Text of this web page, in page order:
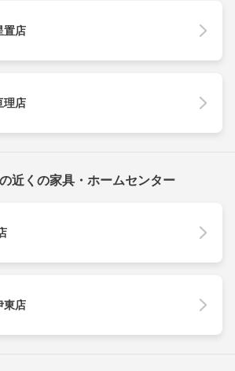
置店
理店
近くの家具・ホームセンター
東店